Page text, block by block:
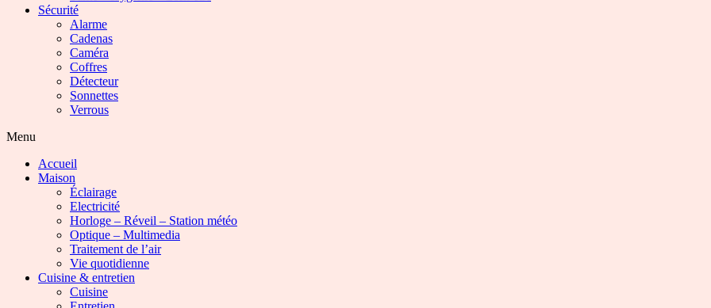
Sécurité
Alarme
Cadenas
Caméra
Coffres
Détecteur
Sonnettes
Verrous
Menu
Accueil
Maison
Éclairage
Electricité
Horloge – Réveil – Station météo
Optique – Multimedia
Traitement de l’air
Vie quotidienne
Cuisine & entretien
Cuisine